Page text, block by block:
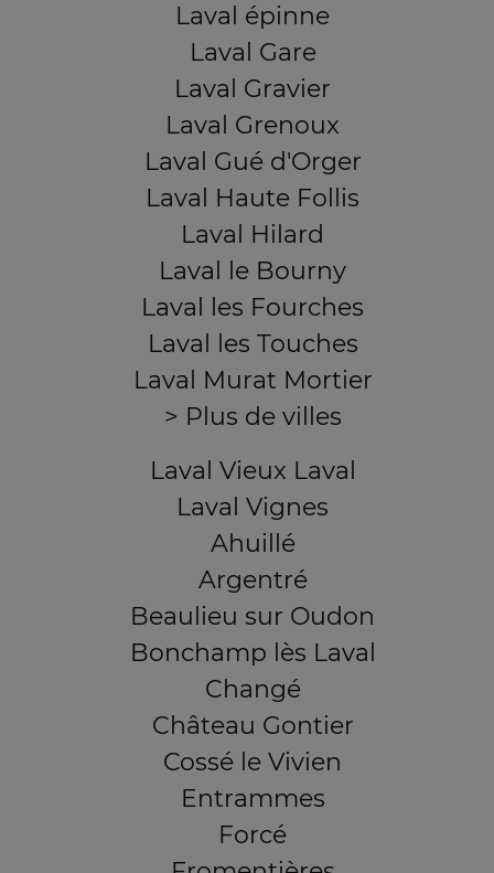
Laval épinne
Laval Gare
Laval Gravier
Laval Grenoux
Laval Gué d'Orger
Laval Haute Follis
Laval Hilard
Laval le Bourny
Laval les Fourches
Laval les Touches
Laval Murat Mortier
> Plus de villes
Laval Vieux Laval
Laval Vignes
Ahuillé
Argentré
Beaulieu sur Oudon
Bonchamp lès Laval
Changé
Château Gontier
Cossé le Vivien
Entrammes
Forcé